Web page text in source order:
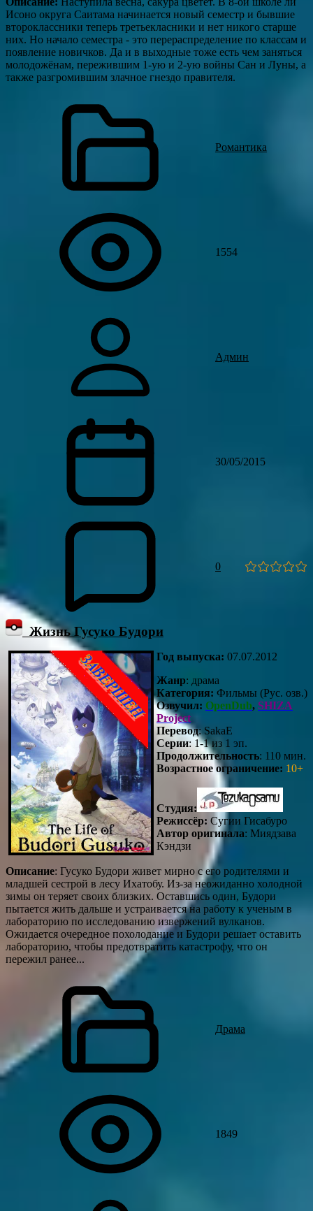
Исоно округа Саитама начинается новый семестр и бывшие
второклассники теперь третьекласники и нет никого старше
них. Но начало семестра - это перераспределение по классам и
появление новичков. Да и в выходные тоже есть чем заняться
молодожёнам, пережившим 1-ую и 2-ую войны Сан и Луны, а
также разгромившим злачное гнездо правителя.
Романтика
1554
Админ
30/05/2015
0
Жизнь Гусуко Будори
Год выпуска: 07.07.2012
Жанр: драма
Категория: Фильмы (Рус. озв.)
Озвучил: OpenDub, SHIZA
Project
Перевод: SakaE
Серии: 1-1 из 1 эп.
Продолжительность: 110 мин.
Возрастное ограничение: 10+
Студия:
Режиссёр: Сугии Гисабуро
Автор оригинала: Миядзава
Кэндзи
Описание: Гусуко Будори живет мирно с его родителями и
младшей сестрой в лесу Ихатобу. Из-за неожиданно холодной
зимы он теряет своих близких. Оставшись один, Будори
пытается жить дальше и устраивается на работу к ученым в
лабораторию по исследованию извержений вулканов.
Ожидается очередное похолодание и Будори решает оставить
лабораторию, чтобы предотвратить катастрофу, что он
пережил ранее...
Драма
1849